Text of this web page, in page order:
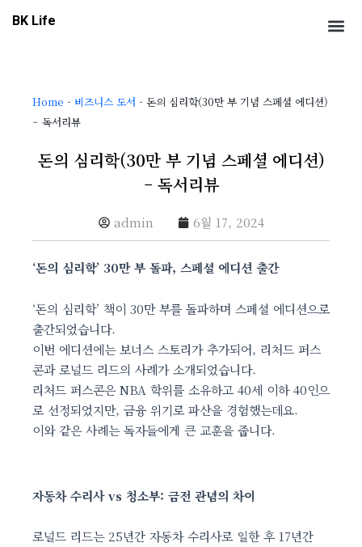
BK Life
Home - 비즈니스 도서 - 돈의 심리학(30만 부 기념 스페셜 에디션)
– 독서리뷰
돈의 심리학(30만 부 기념 스페셜 에디션)
– 독서리뷰
admin 6월 17, 2024
‘돈의 심리학’ 30만 부 돌파, 스페셜 에디션 출간
‘돈의 심리학’ 책이 30만 부를 돌파하며 스페셜 에디션으로
출간되었습니다.
이번 에디션에는 보너스 스토리가 추가되어, 리처드 퍼스
콘과 로널드 리드의 사례가 소개되었습니다.
리처드 퍼스콘은 NBA 학위를 소유하고 40세 이하 40인으
로 선정되었지만, 금융 위기로 파산을 경험했는데요.
이와 같은 사례는 독자들에게 큰 교훈을 줍니다.
자동차 수리사 vs 청소부: 금전 관념의 차이
로널드 리드는 25년간 자동차 수리사로 일한 후 17년간